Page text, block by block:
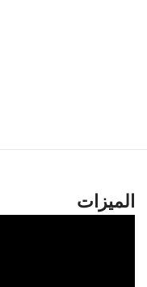
الميزات